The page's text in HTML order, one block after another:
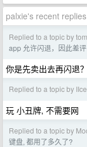
palxie's recent replies
Replied to a topic by
app 允许闪退，因此差评
你是先卖出去再闪退？
Replied to a topic by IIce
玩 小丑牌, 不需要网
Replied to a topic by
键盘, 都用了多久了?